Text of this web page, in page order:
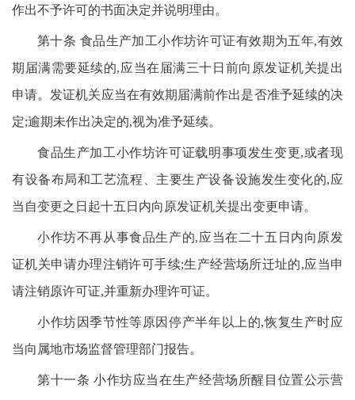
作出不予许可的书面决定并说明理由。
第十条 食品生产加工小作坊许可证有效期为五年,有效
期届满需要延续的,应当在届满三十日前向原发证机关提出
申请。发证机关应当在有效期届满前作出是否准予延续的决
定;逾期未作出决定的,视为准予延续。
食品生产加工小作坊许可证载明事项发生变更,或者现
有设备布局和工艺流程、主要生产设备设施发生变化的,应
当自变更之日起十五日内向原发证机关提出变更申请。
小作坊不再从事食品生产的,应当在二十五日内向原发
证机关申请办理注销许可手续;生产经营场所迁址的,应当申
请注销原许可证,并重新办理许可证。
小作坊因季节性等原因停产半年以上的,恢复生产时应
当向属地市场监督管理部门报告。
第十一条 小作坊应当在生产经营场所醒目位置公示营